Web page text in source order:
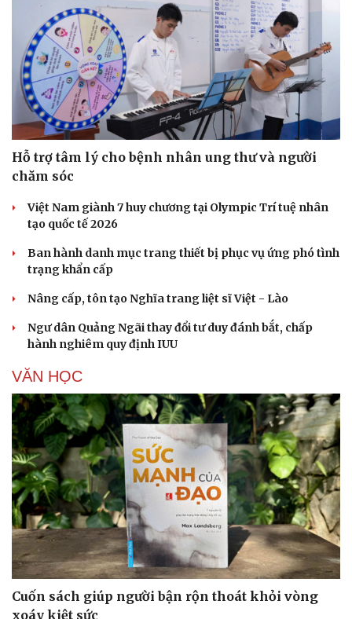
Hỗ trợ tâm lý cho bệnh nhân ung thư và người
chăm sóc
Việt Nam giành 7 huy chương tại Olympic Trí tuệ nhân
tạo quốc tế 2026
Ban hành danh mục trang thiết bị phục vụ ứng phó tình
trạng khẩn cấp
Nâng cấp, tôn tạo Nghĩa trang liệt sĩ Việt - Lào
Ngư dân Quảng Ngãi thay đổi tư duy đánh bắt, chấp
hành nghiêm quy định IUU
VĂN HỌC
Cuốn sách giúp người bận rộn thoát khỏi vòng
xoáy kiệt sức